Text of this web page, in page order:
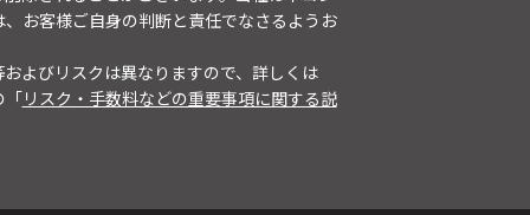
お客様ご自身の判断と責任でなさるようお
よびリスクは異なりますので、詳しくは
「リスク・手数料などの重要事項に関する説